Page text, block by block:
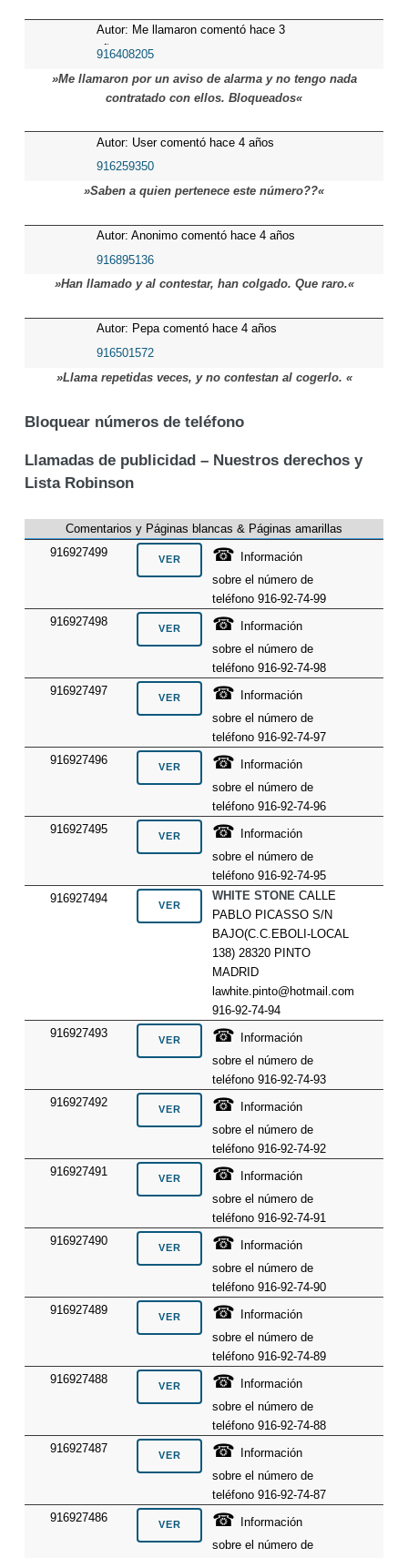
Autor: Me llamaron comentó hace 3
años
916408205
»Me llamaron por un aviso de alarma y no tengo nada
contratado con ellos. Bloqueados«
Autor: User comentó hace 4 años
916259350
»Saben a quien pertenece este número??«
Autor: Anonimo comentó hace 4 años
916895136
»Han llamado y al contestar, han colgado. Que raro.«
Autor: Pepa comentó hace 4 años
916501572
»Llama repetidas veces, y no contestan al cogerlo. «
Bloquear números de teléfono
Llamadas de publicidad – Nuestros derechos y
Lista Robinson
Comentarios y Páginas blancas & Páginas amarillas
916927499
☎
Información
sobre el número de
teléfono 916-92-74-99
916927498
☎
Información
sobre el número de
teléfono 916-92-74-98
916927497
☎
Información
sobre el número de
teléfono 916-92-74-97
916927496
☎
Información
sobre el número de
teléfono 916-92-74-96
916927495
☎
Información
sobre el número de
teléfono 916-92-74-95
916927494
WHITE STONECALLE
PABLO PICASSO S/N
BAJO(C.C.EBOLI-LOCAL
138) 28320 PINTO
MADRID
lawhite.pinto@hotmail.com
916-92-74-94
916927493
☎
Información
sobre el número de
teléfono 916-92-74-93
916927492
☎
Información
sobre el número de
teléfono 916-92-74-92
916927491
☎
Información
sobre el número de
teléfono 916-92-74-91
916927490
☎
Información
sobre el número de
teléfono 916-92-74-90
916927489
☎
Información
sobre el número de
teléfono 916-92-74-89
916927488
☎
Información
sobre el número de
teléfono 916-92-74-88
916927487
☎
Información
sobre el número de
teléfono 916-92-74-87
916927486
☎
Información
sobre el número de